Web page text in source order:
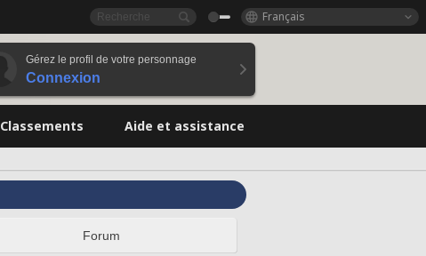
Français
Gérez le profil de votre personnage
Connexion
Classements Aide et assistance
Forum